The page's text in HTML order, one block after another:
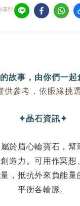
享到
故事，由你們一
供參考，依眼緣挑
✦晶石資訊✦
屬於眉心輪寶石，
造力。可用作冥
，抵抗外來負能
平衡各輪脈。